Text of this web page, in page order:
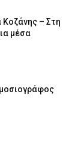
Κοζάνης – Στη
μέσα